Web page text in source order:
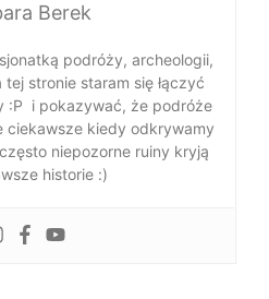
Berek
podróży, archeologii,
stronie staram się łączyć
:P i pokazywać, że podróże
ciekawsze kiedy odkrywamy
niepozorne ruiny kryją
historie :)